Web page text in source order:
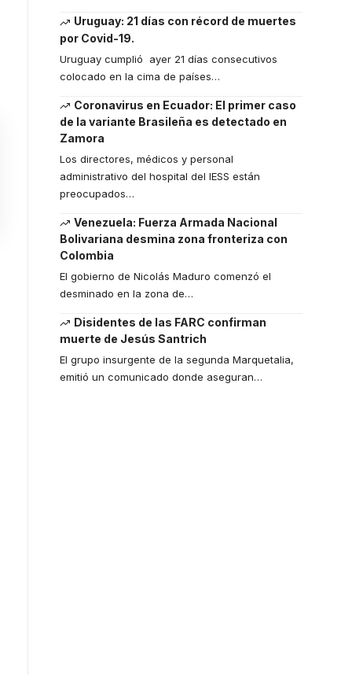
Uruguay: 21 días con récord de muertes
por Covid-19.
Uruguay cumplió ayer 21 días consecutivos
colocado en la cima de países…
Coronavirus en Ecuador: El primer caso
de la variante Brasileña es detectado en
Zamora
Los directores, médicos y personal
administrativo del hospital del IESS están
preocupados…
Venezuela: Fuerza Armada Nacional
Bolivariana desmina zona fronteriza con
Colombia
El gobierno de Nicolás Maduro comenzó el
desminado en la zona de…
Disidentes de las FARC confirman
muerte de Jesús Santrich
El grupo insurgente de la segunda Marquetalia,
emitió un comunicado donde aseguran…